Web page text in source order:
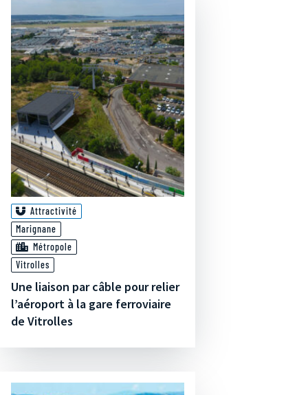
Attractivité
Marignane
Métropole
Vitrolles
Une liaison par câble pour relier
l’aéroport à la gare ferroviaire
de Vitrolles